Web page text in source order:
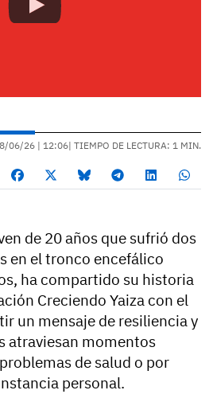
06/26 | 12:06| TIEMPO DE LECTURA: 1 MIN.
de 20 años que sufrió dos
en el tronco encefálico
ha compartido su historia
Creciendo Yaiza con el
un mensaje de resiliencia y
atraviesan momentos
de salud o por
personal.